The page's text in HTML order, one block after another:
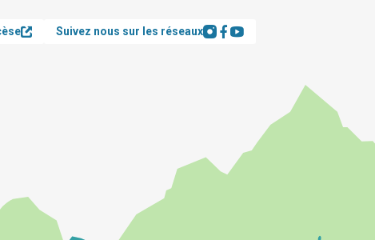
Suivez nous sur les réseaux